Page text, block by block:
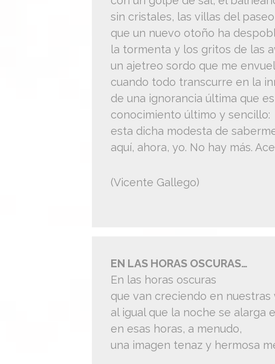
sin cristales, las villas del paseo
que un nuevo otoño ha
la tormenta y los gritos de las
un ajetreo sordo que me
cuando todo transcurre en la
de una ignorancia última que es
conocimiento último y sencillo:
esta dicha modesta de
aquí, ahora, yo. No hay más.
(Vicente Gallego)
EN LAS HORAS OSCURAS…
En las horas oscuras
que van creciendo en nuestras
al igual que la noche se alarga
en esas horas, a menudo,
una imagen tenaz y hermosa